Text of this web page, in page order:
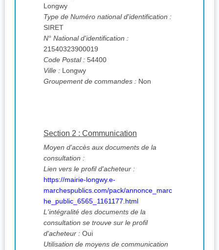
Longwy
Type de Numéro national d'identification :
SIRET
N° National d'identification :
21540323900019
Code Postal : 54400
Ville : Longwy
Groupement de commandes : Non
Section 2 : Communication
Moyen d'accès aux documents de la
consultation :
Lien vers le profil d'acheteur :
https://mairie-longwy.e-
marchespublics.com/pack/annonce_marc
he_public_6565_1161177.html
L'intégralité des documents de la
consultation se trouve sur le profil
d'acheteur : Oui
Utilisation de moyens de communication